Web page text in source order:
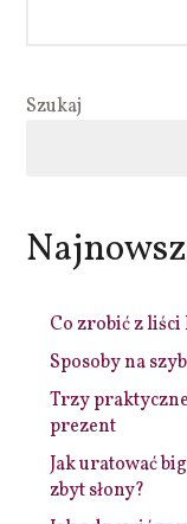
Szukaj
Co zrobić z liści
Sposoby na
Trzy
prezent
Jak uratować
zbyt słony?